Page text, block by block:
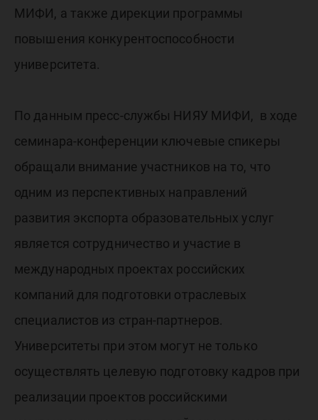
МИФИ, а также дирекции программы
повышения конкурентоспособности
университета.
По данным пресс-службы НИЯУ МИФИ, в ходе
семинара-конференции ключевые спикеры
обращали внимание участников на то, что
одним из перспективных направлений
развития экспорта образовательных услуг
является сотрудничество и участие в
международных проектах российских
компаний для подготовки отраслевых
специалистов из стран-партнеров.
Университеты при этом могут не только
осуществлять целевую подготовку кадров при
реализации проектов российскими